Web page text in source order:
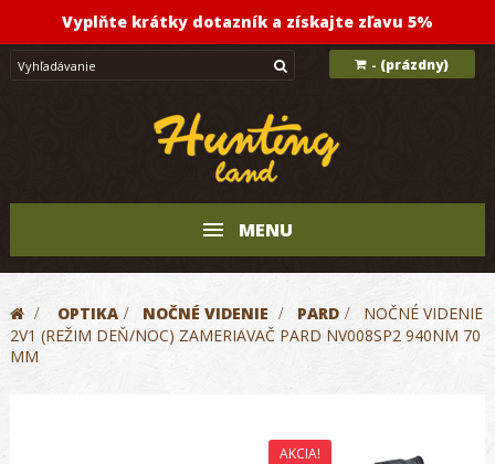
Vyplňte krátky dotazník a získajte zľavu 5%
- (prázdny)
MENU
> OPTIKA > NOČNÉ VIDENIE > PARD >
NOČNÉ VIDENIE
2V1 (REŽIM DEŇ/NOC) ZAMERIAVAČ PARD NV008SP2 940NM 70
MM
AKCIA!